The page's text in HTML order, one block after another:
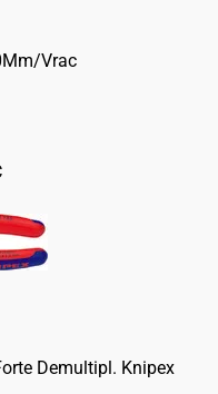
Vrac
Demultipl. Knipex